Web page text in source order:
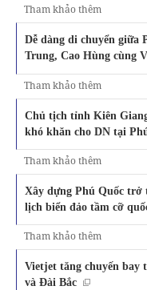
Tham khảo thêm
Dễ dàng di chuyển giữa
Trung, Cao Hùng cùng
Tham khảo thêm
Chủ tịch tỉnh Kiên
khó khăn cho DN tại
Tham khảo thêm
Xây dựng Phú Quốc
lịch biển đảo tầm cỡ
Tham khảo thêm
Vietjet tăng chuyến bay
và Đài Bắc